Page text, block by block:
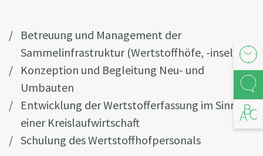
Betreuung und Management der
Sammelinfrastruktur (Wertstoffhöfe, -inseln)
Konzeption und Begleitung Neu- und
Umbauten
Entwicklung der Wertstofferfassung im Sinne
einer Kreislaufwirtschaft
Schulung des Wertstoffhofpersonals